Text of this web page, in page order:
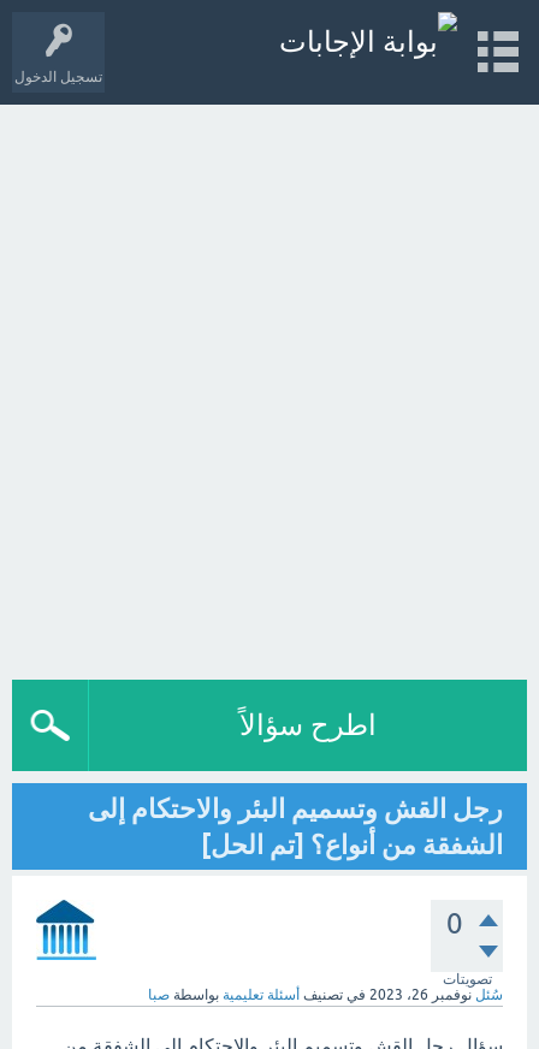
تسجيل الدخول
اطرح سؤالاً
رجل القش وتسميم البئر والاحتكام إلى
الشفقة من أنواع؟ [تم الحل]
0
تصويتات
سُئل نوفمبر 26، 2023 في تصنيف أسئلة تعليمية بواسطة صبا